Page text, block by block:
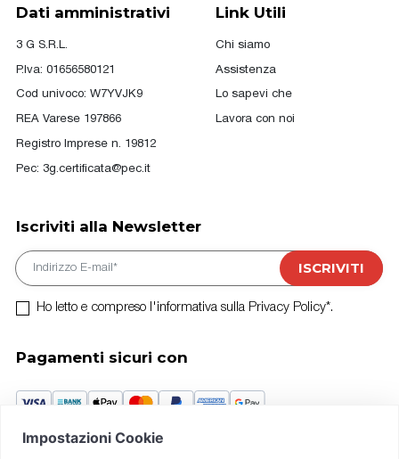
Dati amministrativi
3 G S.R.L.
P.Iva: 01656580121
Cod univoco: W7YVJK9
REA Varese 197866
Registro Imprese n. 19812
Pec: 3g.certificata@pec.it
Link Utili
Chi siamo
Assistenza
Lo sapevi che
Lavora con noi
Iscriviti alla Newsletter
E-mail
ISCRIVITI
Ho letto e compreso l'informativa sulla Privacy Policy*.
Pagamenti sicuri con
Crédit Agricole Piazza Vittorio Emanuele II, n.5 Busto A. (VA)